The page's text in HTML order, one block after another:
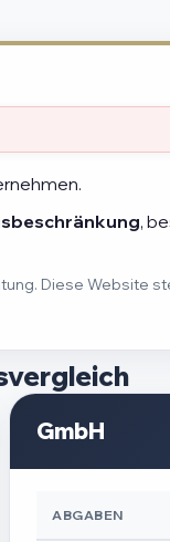
,
Diese Website
GmbH
ABGABEN